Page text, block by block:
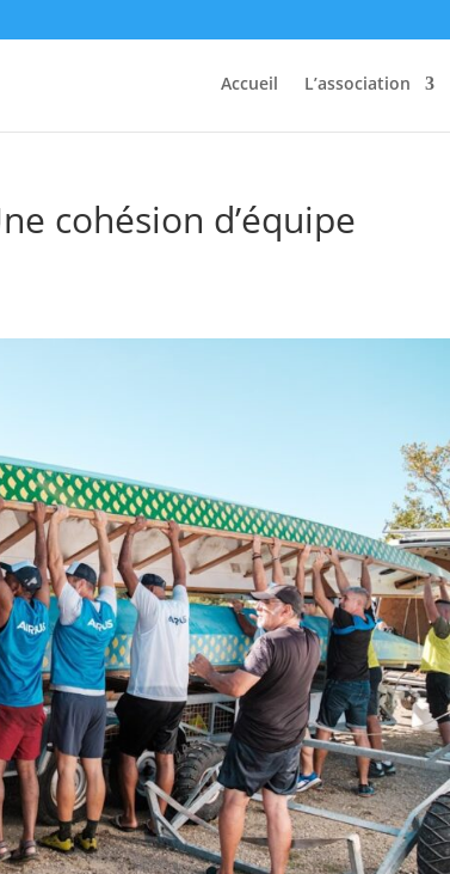
Accueil L’association
cohésion d’équipe